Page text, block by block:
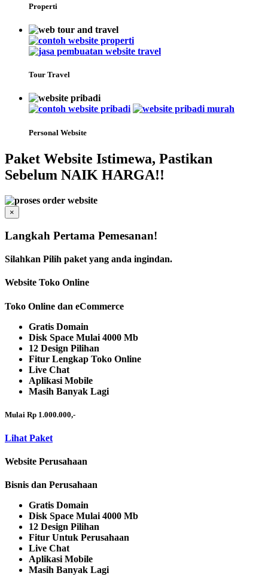
Properti
Tour Travel
Personal Website
Paket Website Istimewa, Pastikan
Sebelum NAIK HARGA!!
×
Langkah Pertama Pemesanan!
Silahkan Pilih paket yang anda ingindan.
Website Toko Online
Toko Online dan eCommerce
Gratis Domain
Disk Space Mulai 4000 Mb
12 Design Pilihan
Fitur Lengkap Toko Online
Live Chat
Aplikasi Mobile
Masih Banyak Lagi
Mulai Rp 1.000.000,-
Lihat Paket
Website Perusahaan
Bisnis dan Perusahaan
Gratis Domain
Disk Space Mulai 4000 Mb
12 Design Pilihan
Fitur Untuk Perusahaan
Live Chat
Aplikasi Mobile
Masih Banyak Lagi